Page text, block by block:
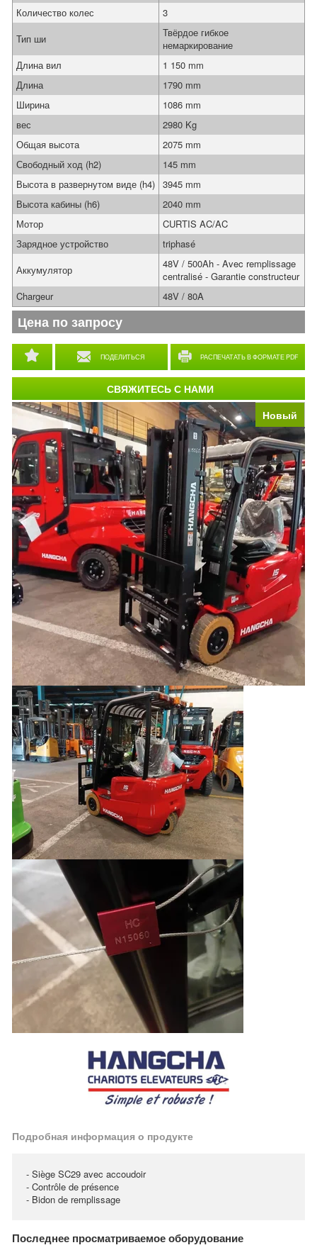
Новый
ПОДЕЛИТЬСЯ РАСПЕЧАТАТЬ В ФОРМАТЕ PDF
Количество колес
3
Тип ши
Твёрдое гибкое
немаркирование
Длина вил
1 150 mm
Длина
1790 mm
Ширина
1086 mm
вес
2980 Kg
Общая высота
2075 mm
Свободный ход (h2)
145 mm
Высота в развернутом виде (h4) 3945 mm
Высота кабины (h6)
2040 mm
Мотор
CURTIS AC/AC
Зарядное устройство
triphasé
Аккумулятор
48V / 500Ah - Avec remplissage
centralisé - Garantie constructeur
Chargeur
48V / 80A
Цена по запросу
Подробная информация о продукте
- Siège SC29 avec accoudoir
- Contrôle de présence
- Bidon de remplissage
СВЯЖИТЕСЬ С НАМИ
Последнее просматриваемое оборудование